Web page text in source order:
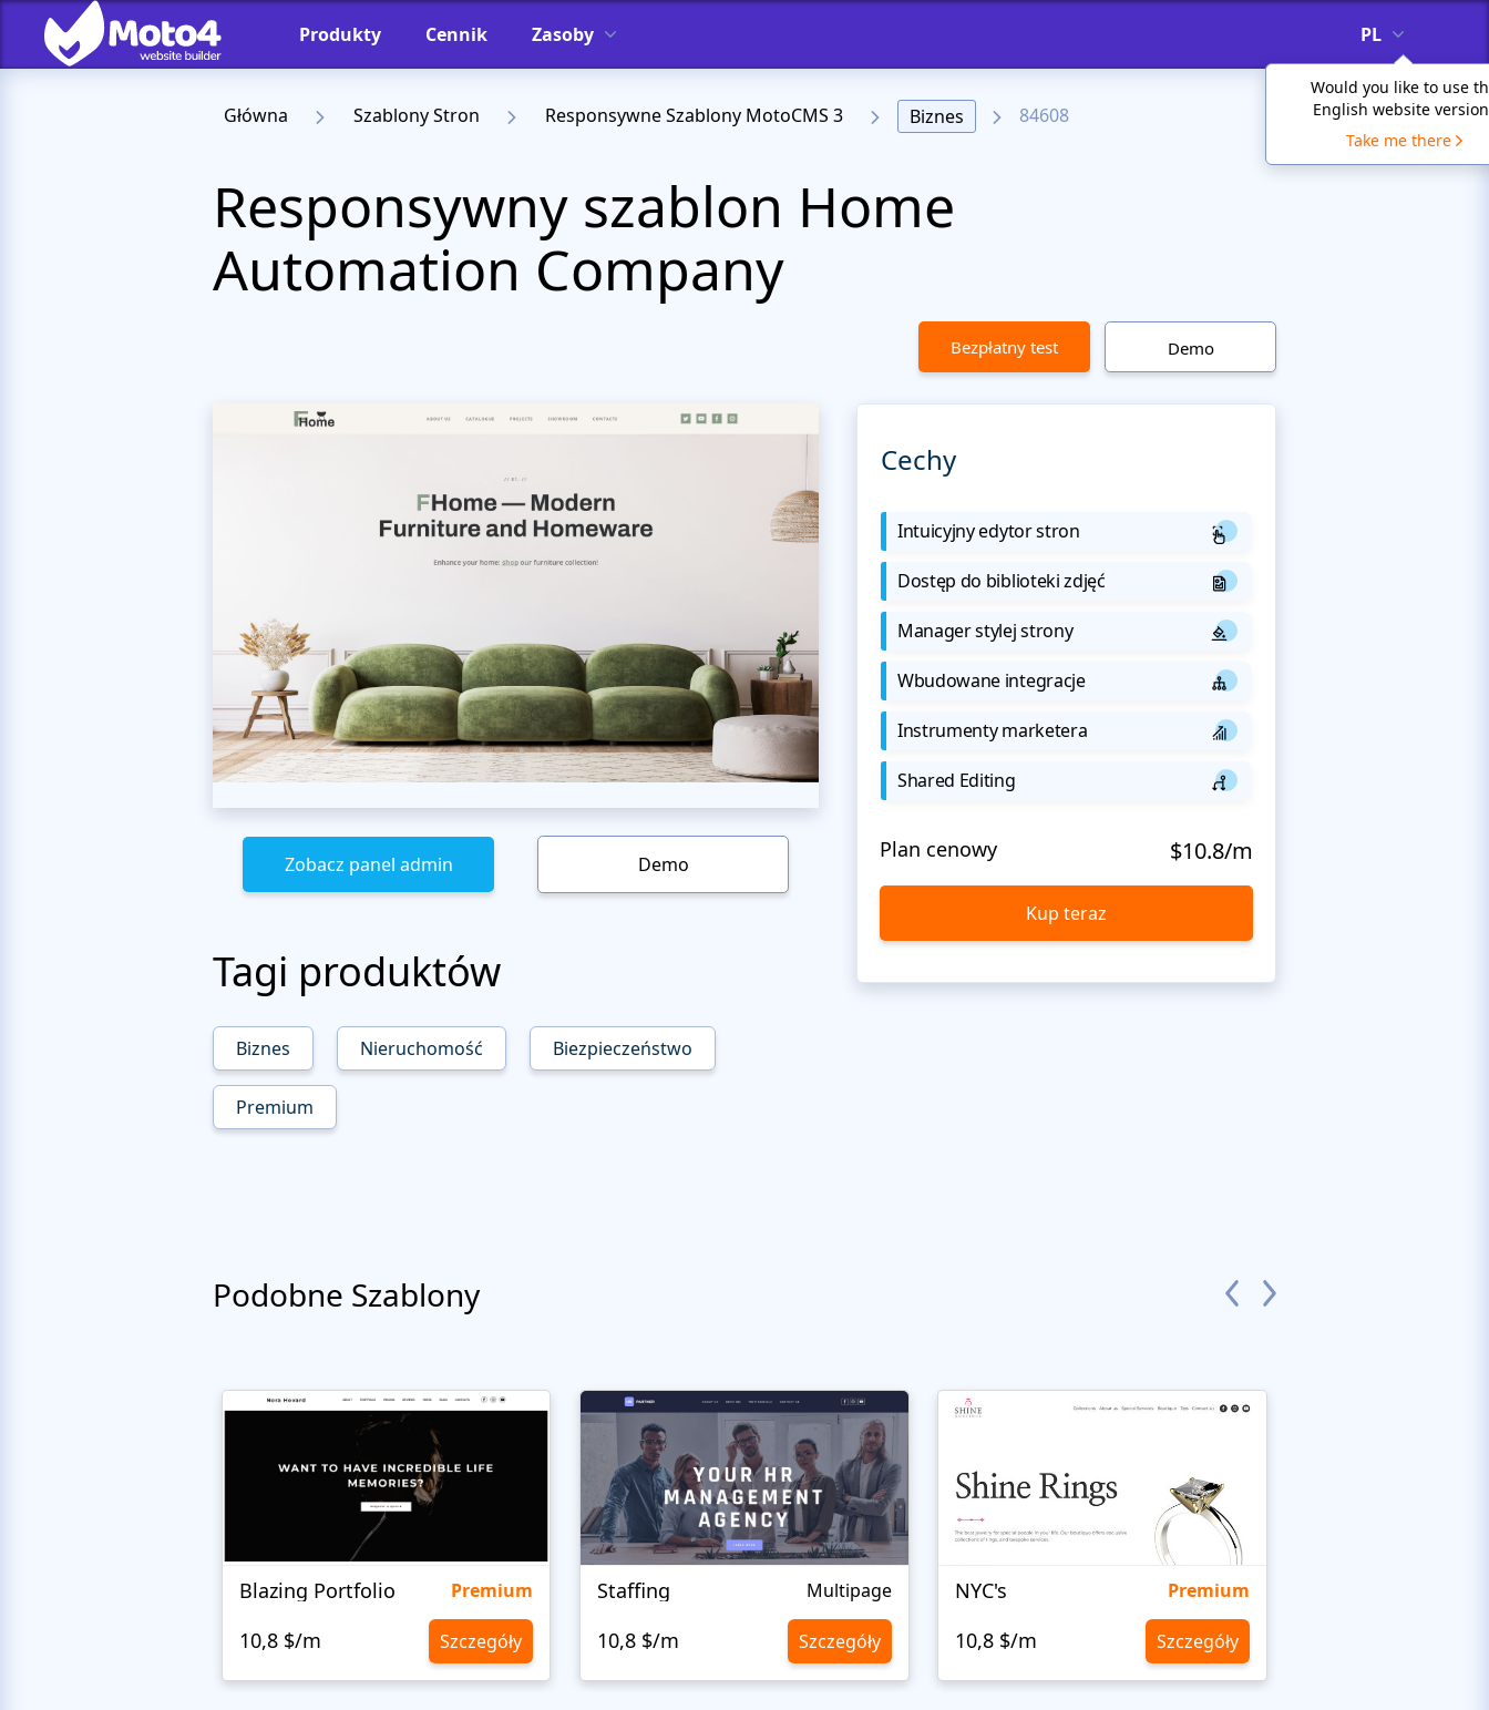
Produkty Cennik Zasoby PL
Would you like to use
English website
Take me there
Główna Szablony Stron Responsywne Szablony MotoCMS 3 Biznes 84608
Responsywny szablon Home
Automation Company
Bezpłatny test Demo
Zobacz panel admin Demo
Tagi produktów
Biznes Nieruchomość Biezpieczeństwo
Premium
Cechy
Intuicyjny edytor stron
Dostęp do biblioteki zdjęć
Manager stylej strony
Wbudowane integracje
Instrumenty marketera
Shared Editing
Plan cenowy $10.8/m
Kup teraz
Podobne Szablony
Blazing Portfolio Premium
10,8 $/m Szczegóły
Staffing Multipage
10,8 $/m Szczegóły
NYC's Premium
10,8 $/m Szczegóły